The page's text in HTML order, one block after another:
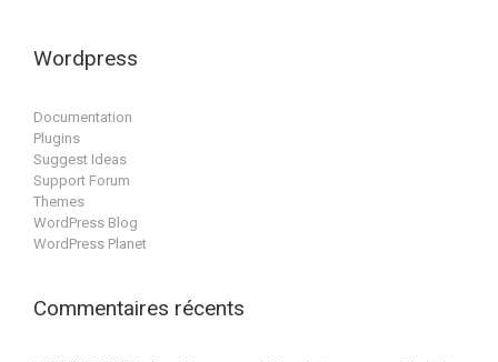
Wordpress
Documentation
Plugins
Suggest Ideas
Support Forum
Themes
WordPress Blog
WordPress Planet
Commentaires récents